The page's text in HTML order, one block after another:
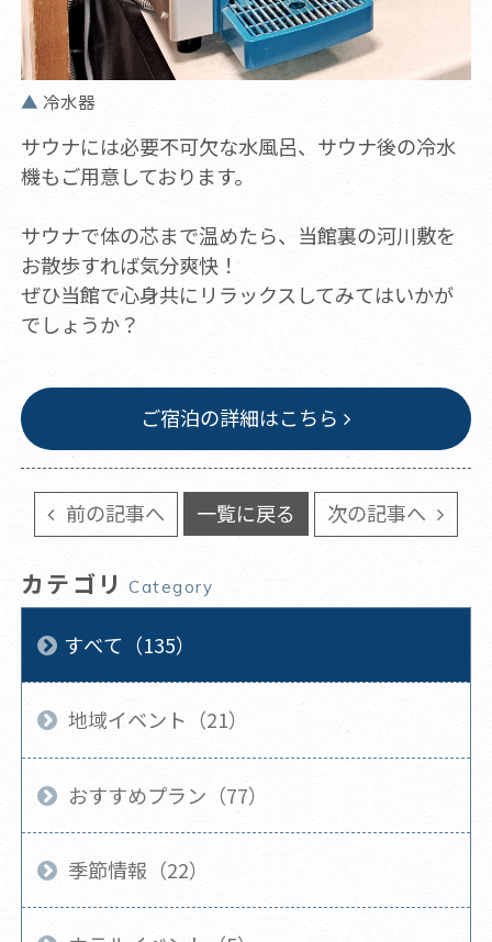
冷水器
サウナには必要不可欠な水風呂、サウナ後の冷水
機もご用意しております。
サウナで体の芯まで温めたら、当館裏の河川敷を
お散歩すれば気分爽快！
ぜひ当館で心身共にリラックスしてみてはいかが
でしょうか？
ご宿泊の詳細はこちら
前の記事へ 一覧に戻る 次の記事へ
カテゴリ Category
すべて（135）
地域イベント（21）
おすすめプラン（77）
季節情報（22）